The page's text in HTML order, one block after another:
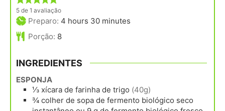
5 de 1 avaliação
Preparo: 4hours
hours 30minutes
minutes
Porção: 8
INGREDIENTES
ESPONJA
⅓ xícara de farinha de trigo (40g)
¾ colher de sopa de fermento biológico seco